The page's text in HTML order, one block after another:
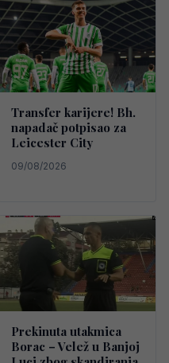
Transfer karijere! Bh.
napadač potpisao za
Leicester City
09/08/2026
Prekinuta utakmica
Borac – Velež u Banjoj